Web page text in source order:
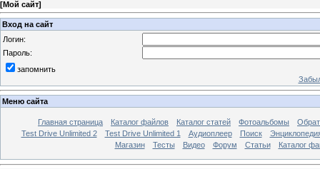
[Мой сайт]
Вход на сайт
Логин:
Пароль:
запомнить
Меню сайта
Главная страница Каталог файлов Каталог статей Фотоальбомы
Test Drive Unlimited 2
Test Drive Unlimited 1 Аудиоплеер Поиск
Магазин
Тесты Видео Форум Статьи Каталог